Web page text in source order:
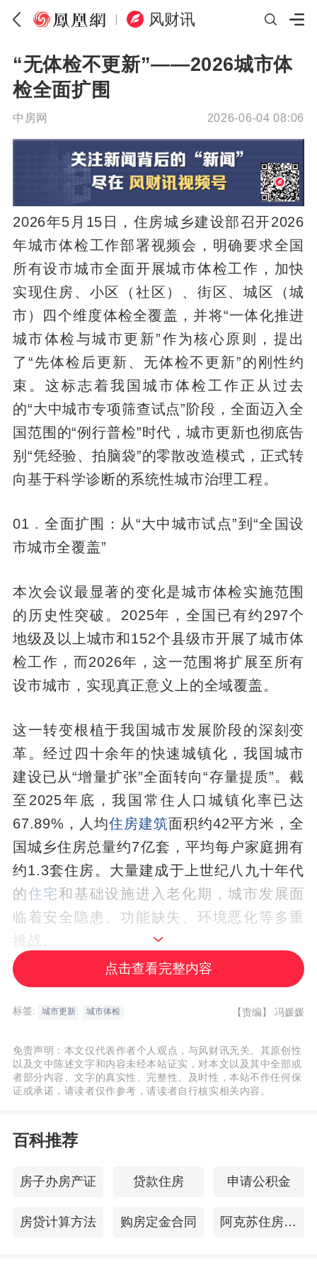
风财讯
“无体检不更新”——2026城市体
检全面扩围
中房网 2026-06-04 08:06
2026年5月15日，住房城乡建设部召开2026
年城市体检工作部署视频会，明确要求全国
所有设市城市全面开展城市体检工作，加快
实现住房、小区（社区）、街区、城区（城
市）四个维度体检全覆盖，并将“一体化推进
城市体检与城市更新”作为核心原则，提出
了“先体检后更新、无体检不更新”的刚性约
束。这标志着我国城市体检工作正从过去
的“大中城市专项筛查试点”阶段，全面迈入全
国范围的“例行普检”时代，城市更新也彻底告
别“凭经验、拍脑袋”的零散改造模式，正式转
向基于科学诊断的系统性城市治理工程。
01 . 全面扩围：从“大中城市试点”到“全国设
市城市全覆盖”
本次会议最显著的变化是城市体检实施范围
的历史性突破。2025年，全国已有约297个
地级及以上城市和152个县级市开展了城市体
检工作，而2026年，这一范围将扩展至所有
设市城市，实现真正意义上的全域覆盖。
这一转变根植于我国城市发展阶段的深刻变
革。经过四十余年的快速城镇化，我国城市
建设已从“增量扩张”全面转向“存量提质”。截
至2025年底，我国常住人口城镇化率已达
67.89%，人均住房建筑面积约42平方米，全
国城乡住房总量约7亿套，平均每户家庭拥有
约1.3套住房。大量建成于上世纪八九十年代
的住宅和基础设施进入老化期，城市发展面
临着安全隐患、功能缺失、环境恶化等多重
挑战。
城市体检作为城市治理的基础性制度安排，
其全面扩围具有深刻的必然性。它首先是守
房屋安全、消防设施、地下管网等关键领域
风险，建立常态化安全监测机制；其次是顺
生活便利性；同时也是推动城市治理能力升
级的关键举措，能够推动城市治理从“事后处
和效能。
点击查看完整内容
标签: 城市更新 城市体检 【责编】 冯媛媛
免责声明：本文仅代表作者个人观点，与风财讯无关。其原创性
以及文中陈述文字和内容未经本站证实，对本文以及其中全部或
者部分内容、文字的真实性、完整性、及时性，本站不作任何保
证或承诺，请读者仅作参考，请读者自行核实相关内容。
百科推荐
房子办房产证 贷款住房 申请公积金
房贷计算方法 购房定金合同 阿克苏住房公积金查询